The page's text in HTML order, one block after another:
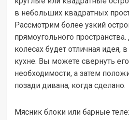
в небольших квадратных
Рассмотрим более узкий
прямоугольного
колесах будет отличная идея,
кухне. Вы можете свернуть
необходимости, а затем
позади дивана, когда сделано.
Мясник блоки или барные